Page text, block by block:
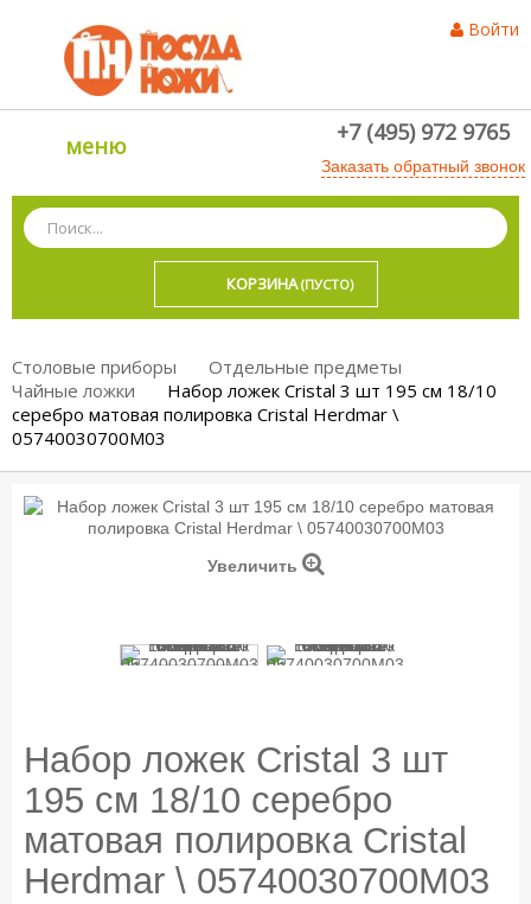
Войти
меню +7 (495) 972 9765
Заказать обратный звонок
КОРЗИНА (ПУСТО)
Столовые приборы
Отдельные предметы
Чайные ложки
Набор ложек Cristal 3 шт 195 см 18/10
серебро матовая полировка Cristal Herdmar \
05740030700M03
Увеличить
Набор ложек Cristal 3 шт
195 см 18/10 серебро
матовая полировка Cristal
Herdmar \ 05740030700M03